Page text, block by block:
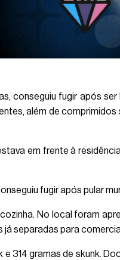
conseguiu fugir após
além de
em frente à
fugir após pular
No local foram
já separadas para
314 gramas de skunk.